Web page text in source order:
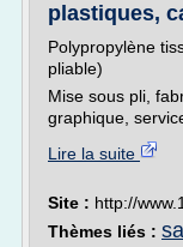
plastiques,
Polypropylène
pliable)
Mise sous pli,
graphique,
Lire la suite
Site : http://
Thèmes liés :